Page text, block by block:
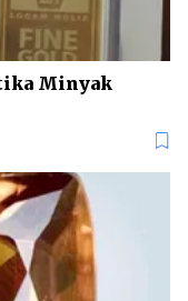
Minyak